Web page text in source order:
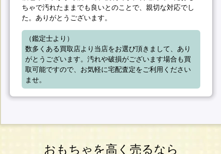
ちゃで汚れたままでも良いとのことで、親切な対応でし
た。ありがとうございます。
（鑑定士より）
数多くある買取店より当店をお選び頂きまして、あり
がとうございます。汚れや破損がございます場合も買
取可能ですので、お気軽に宅配査定をご利用ください
ませ。
おもちゃを高く売るなら